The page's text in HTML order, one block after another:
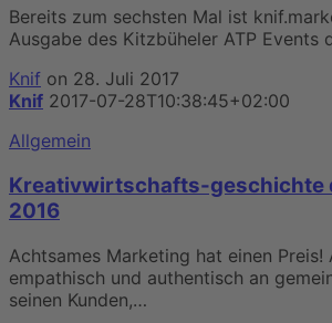
Bereits zum sechsten Mal ist
Ausgabe des Kitzbüheler ATP Events
Knif on 28. Juli 2017
Knif 2017-07-28T10:38:45+02:00
Allgemein
Kreativwirtschafts-geschichte
2016
Achtsames Marketing hat einen Preis!
empathisch und authentisch an
seinen Kunden,…